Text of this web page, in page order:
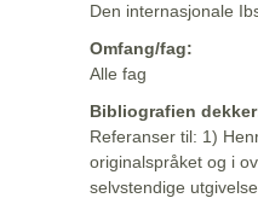
Den internasjonale
Omfang/fag:
Alle fag
Bibliografien
Referanser til: 1)
originalspråket og i
selvstendige